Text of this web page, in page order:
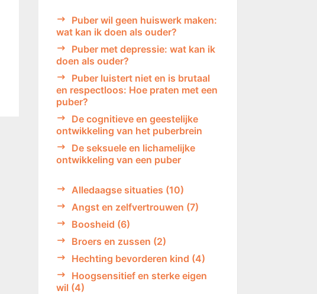
Puber wil geen huiswerk maken:
wat kan ik doen als ouder?
Puber met depressie: wat kan ik
doen als ouder?
Puber luistert niet en is brutaal
en respectloos: Hoe praten met een
puber?
De cognitieve en geestelijke
ontwikkeling van het puberbrein
De seksuele en lichamelijke
ontwikkeling van een puber
Alledaagse situaties (10)
Angst en zelfvertrouwen (7)
Boosheid (6)
Broers en zussen (2)
Hechting bevorderen kind (4)
Hoogsensitief en sterke eigen
wil (4)